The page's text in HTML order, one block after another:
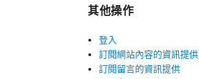
其他操作
登入
訂閱網站內容的資訊提供
訂閱留言的資訊提供